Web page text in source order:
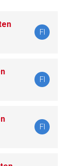
FI
FI
FI
Zur Seite